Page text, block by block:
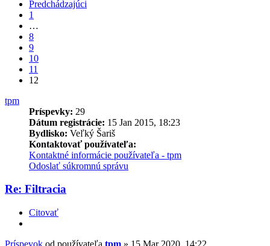
Predchádzajúci
1
…
8
9
10
11
12
tpm
Príspevky: 29
Dátum registrácie: 15 Jan 2015, 18:23
Bydlisko: Veľký Šariš
Kontaktovať používateľa:
Kontaktné informácie používateľa - tpm
Odoslať súkromnú správu
Re: Filtracia
Citovať